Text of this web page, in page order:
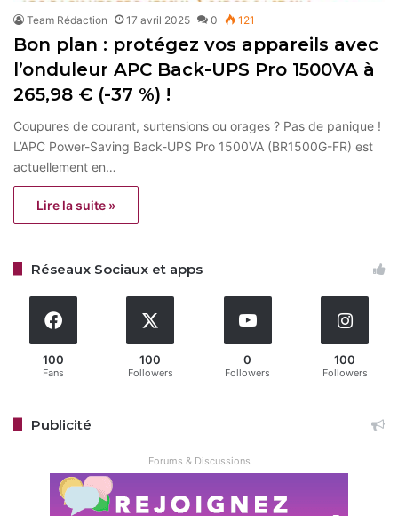
Team Rédaction 17 avril 2025 0 121
Bon plan : protégez vos appareils avec
l’onduleur APC Back-UPS Pro 1500VA à
265,98 € (-37 %) !
Coupures de courant, surtensions ou orages ? Pas de panique !
L’APC Power-Saving Back-UPS Pro 1500VA (BR1500G-FR) est
actuellement en…
Lire la suite »
Réseaux Sociaux et apps
100
Fans
100
Followers
0
Followers
100
Followers
Publicité
Forums & Discussions